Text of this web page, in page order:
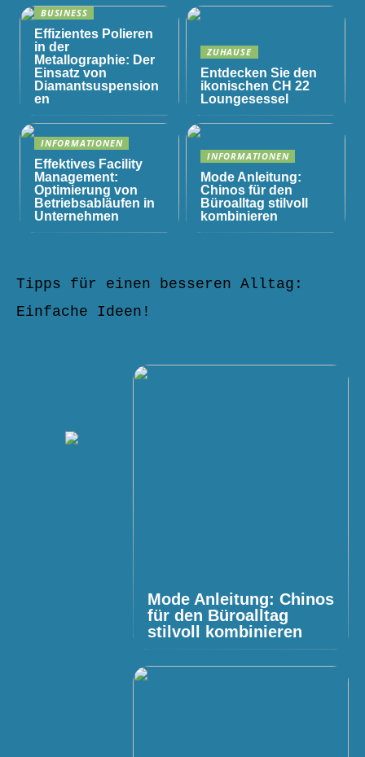
BUSINESS
Effizientes Polieren
in der
Metallographie: Der
Einsatz von
Diamantsuspension
en
ZUHAUSE
Entdecken Sie den
ikonischen CH 22
Loungesessel
INFORMATIONEN
Effektives Facility
Management:
Optimierung von
Betriebsabläufen in
Unternehmen
INFORMATIONEN
Mode Anleitung:
Chinos für den
Büroalltag stilvoll
kombinieren
Tipps für einen besseren Alltag:
Einfache Ideen!
Mode Anleitung: Chinos
für den Büroalltag
stilvoll kombinieren